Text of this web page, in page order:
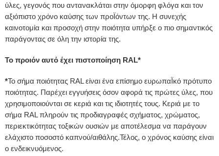
ύλες, γεγονός που αντανακλάται στην όμορφη φλόγα και τον
αξιόπιστο χρόνο καύσης των προΪόντων της. Η συνεχής
καινοτομία και προσοχή στην ποιότητα υπήρξε ο πιο σημαντικός
παράγοντας σε όλη την ιστορία της.
Το προιόν αυτό έχει πιστοποίηση RAL*
*Το σήμα ποιότητας RAL είναι ένα επίσημο ευρωπαΪκό πρότυπο
ποιότητας. Παρέχει εγγυήσεις όσον αφορά τις πρώτες ύλες, που
χρησιμοποιούνται σε κεριά και τις ιδιοτητές τους. Κεριά με το
σήμα RAL πληρούν τις προδιαγραφές σχήματος, χρώματος,
περιεκτικότητας τοξικών ουσιών με αποτέλεσμα να παράγουν
ελάχιστο ποσοστό καπνού/αιθάλης.Τέλος, ο χρόνος καύσης είναι
ο ενδεικνυόμενος.